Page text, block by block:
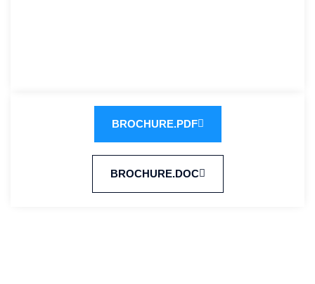
BROCHURE.PDF
BROCHURE.DOC